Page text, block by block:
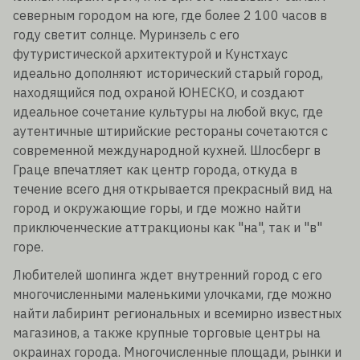
северным городом на юге, где более 2 100 часов в
году светит солнце. Муринзель с его
футуристической архитектурой и Кунстхаус
идеально дополняют исторический старый город,
находящийся под охраной ЮНЕСКО, и создают
идеальное сочетание культуры на любой вкус, где
аутентичные штирийские рестораны сочетаются с
современной международной кухней. Шлосберг в
Граце впечатляет как центр города, откуда в
течение всего дня открывается прекрасный вид на
город и окружающие горы, и где можно найти
приключенческие аттракционы как "на", так и "в"
горе.
Любителей шопинга ждет внутренний город с его
многочисленными маленькими улочками, где можно
найти лабиринт региональных и всемирно известных
магазинов, а также крупные торговые центры на
окраинах города. Многочисленные площади, рынки и